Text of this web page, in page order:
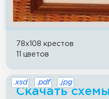
78x108 крестов
11 цветов
Скачать
.xsd .pdf .jpg